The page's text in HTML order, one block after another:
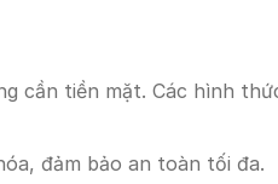
cần tiền mặt. Các hình
đảm bảo an toàn tối đa.